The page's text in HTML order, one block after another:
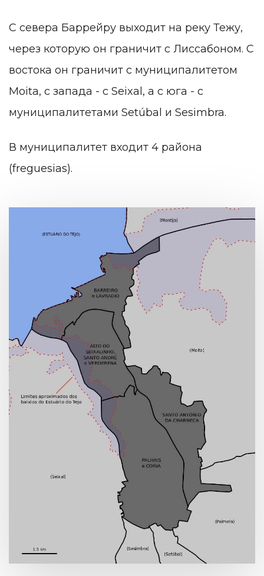
С севера Баррейру выходит на реку Тежу,
через которую он граничит с Лиссабоном. С
востока он граничит с муниципалитетом
Moita, с запада - с Seixal, а с юга - с
муниципалитетами Setúbal и Sesimbra.
В муниципалитет входит 4 района
(freguesias).